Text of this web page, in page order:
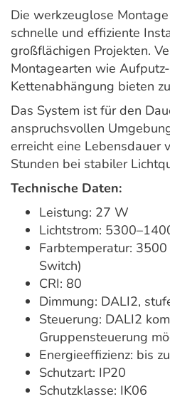
Die werkzeuglose
schnelle und effiziente
großflächigen Projekten.
Montagearten wie
Kettenabhängung bieten
Das System ist für den
anspruchsvollen
erreicht eine Lebensdauer
Stunden bei stabiler
Technische Daten:
Leistung: 27 W
Lichtstrom:
Farbtemperatur:
Switch)
CRI: 80
Dimmung: DALI2,
Steuerung: DALI2
Gruppensteuerung
Energieeffizienz: bis
Schutzart: IP20
Schutzklasse: IK06